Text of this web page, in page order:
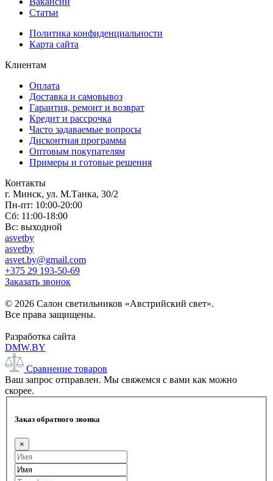
Статьи
Политика конфиденциальности
Карта сайта
Клиентам
Оплата
Доставка и самовывоз
Гарантия, ремонт и возврат
Кредит и рассрочка
Часто задаваемые вопросы
Дисконтная программа
Оптовым покупателям
Примеры и готовые решения
Контакты
г. Минск, ул. М.Танка, 30/2
Пн-пт: 10:00-20:00
Сб: 11:00-18:00
Вс: выходной
asvetby
asvetby
asvet.by@gmail.com
+375 29 193-50-69
Заказать звонок
© 2026 Салон светильников «Австрийский свет».
Все права защищены.
Разработка сайта
DMW.BY
Сравнение товаров
Ваш запрос отправлен. Мы свяжемся с вами как можно
скорее.
Заказ обратного звонка
×